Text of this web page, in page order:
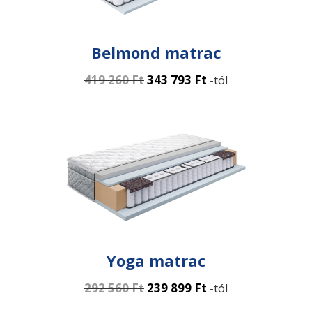
Belmond matrac
419 260Ft343 793 Ft -tól
Yoga matrac
292 560Ft 239 899 Ft -tól